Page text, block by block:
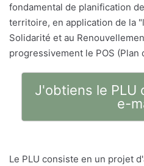
fondamental de planification
territoire, en application de la
Solidarité et au
progressivement le POS (Plan
J'obtiens le PLU
e-
Le PLU consiste en un projet